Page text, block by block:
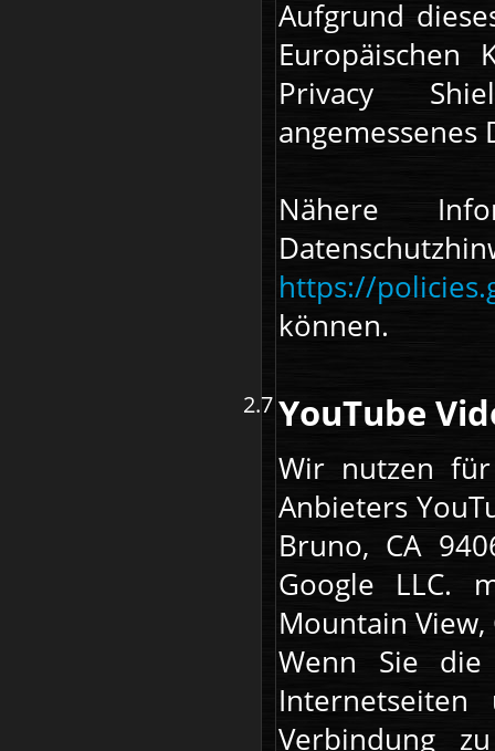
Aufgrund
Privacy
angemessenes
Nähere
https://
können.
YouTube
Wir nutzen
Anbieters
Bruno, CA
Google LLC.
Mountain View,
Wenn Sie
Verbindung